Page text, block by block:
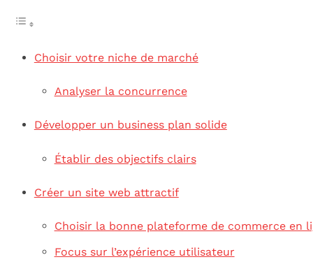
Choisir votre niche de marché
Analyser la concurrence
Développer un business plan solide
Établir des objectifs clairs
Créer un site web attractif
Choisir la bonne plateforme de commerce en
Focus sur l’expérience utilisateur